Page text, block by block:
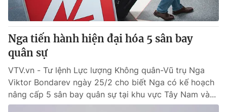
Nga tiến hành hiện đại hóa 5 sân bay
quân sự
VTV.vn - Tư lệnh Lực lượng Không quân-Vũ trụ Nga
Viktor Bondarev ngày 25/2 cho biết Nga có kế hoạch
nâng cấp 5 sân bay quân sự tại khu vực Tây Nam và...